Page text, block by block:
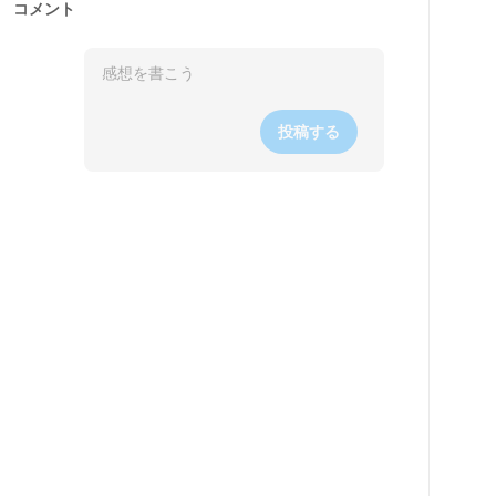
コメント
投稿する